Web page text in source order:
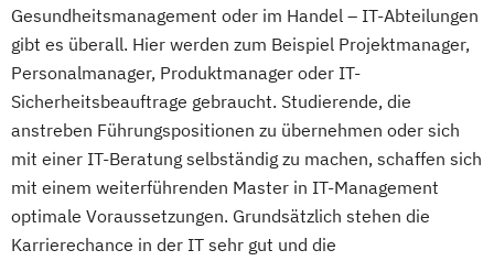
Gesundheitsmanagement oder im Handel – IT-Abteilungen
gibt es überall. Hier werden zum Beispiel Projektmanager,
Personalmanager, Produktmanager oder IT-
Sicherheitsbeauftrage gebraucht. Studierende, die
anstreben Führungspositionen zu übernehmen oder sich
mit einer IT-Beratung selbständig zu machen, schaffen sich
mit einem weiterführenden Master in IT-Management
optimale Voraussetzungen. Grundsätzlich stehen die
Karrierechance in der IT sehr gut und die